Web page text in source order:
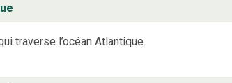
traverse l’océan Atlantique.